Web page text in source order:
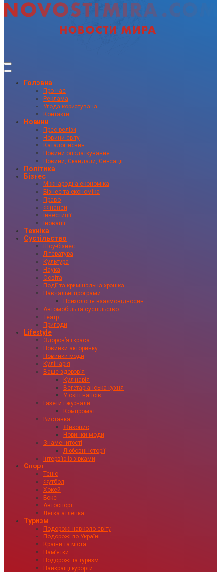
Головна
Про нас
Реклама
Угода користувача
Контакти
Новини
Прес-релізи
Новини світу
Каталог новин
Новини оподаткування
Новини, Скандали, Сенсації
Політика
Бізнес
Міжнародна економіка
Бізнес та економіка
Право
Фінанси
Інвестиції
Іновації
Техніка
Суспільство
Шоу-бізнес
Література
Культура
Наука
Освіта
Події та кримінальна хроніка
Навчальні програми
Психологія взаємовідносин
Автомобіль та суспільство
Театр
Пригоди
Lifestyle
Здоровʼя і краса
Новинки авторинку
Новинки моди
Кулінарія
Ваше здоровʼя
Кулінарія
Вегетаріанська кухня
У світі напоїв
Газети і журнали
Компромат
Виставка
Живопис
Новинки моди
Знаменитості
Любовні історії
Інтервʼю із зірками
Спорт
Теніс
Футбол
Хокей
Бокс
Автоспорт
Легка атлетіка
Туризм
Подорожі навколо світу
Подорожі по Україні
Країни та міста
Пам’ятки
Подорожі та туризм
Найкращі курорти